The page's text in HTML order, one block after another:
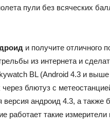
пули без всяческих
и получите отличного
из интернета и
BL (Android 4.3 и
блютуз с
андроид 4.3, а также
работает такие измерители